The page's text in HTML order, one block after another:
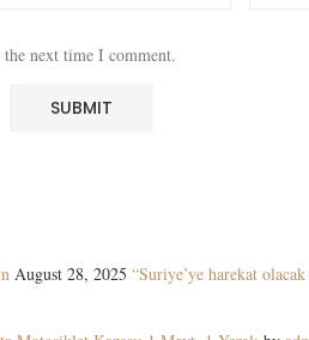
next time I comment.
August 28, 2025 “Suriye’ye harekat